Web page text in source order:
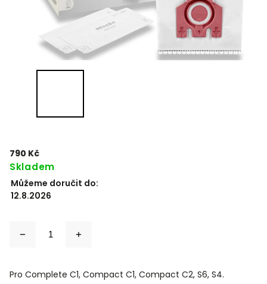
790 Kč
Skladem
Můžeme doručit do:
12.8.2026
Pro Complete C1, Compact C1, Compact C2, S6, S4.